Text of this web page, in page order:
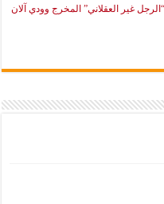
غير العقلاني” المخرج وودي آلان